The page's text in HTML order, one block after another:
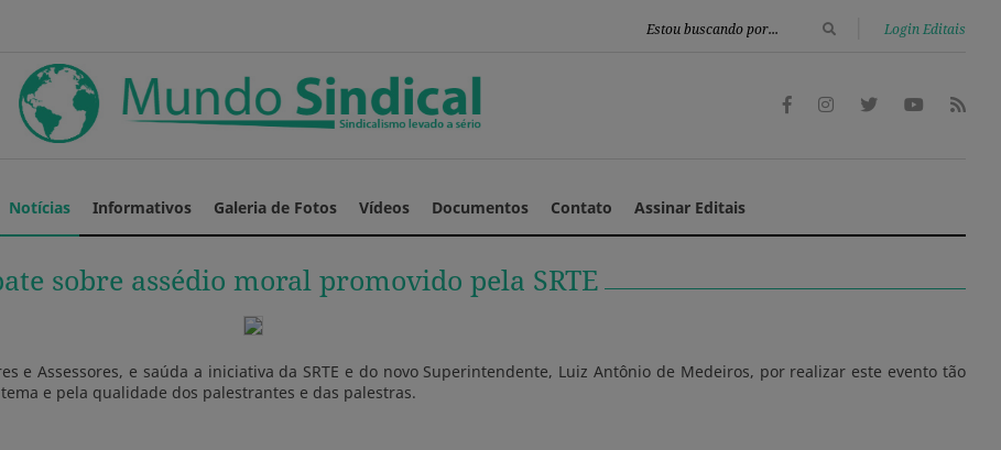
Login Editais
Notícias Informativos Galeria de Fotos Vídeos Documentos Contato Assinar Editais
sobre assédio moral promovido pela SRTE
e Assessores, e saúda a iniciativa da SRTE e do novo Superintendente, Luiz Antônio de Medeiros, por realizar este evento tão
e pela qualidade dos palestrantes e das palestras.